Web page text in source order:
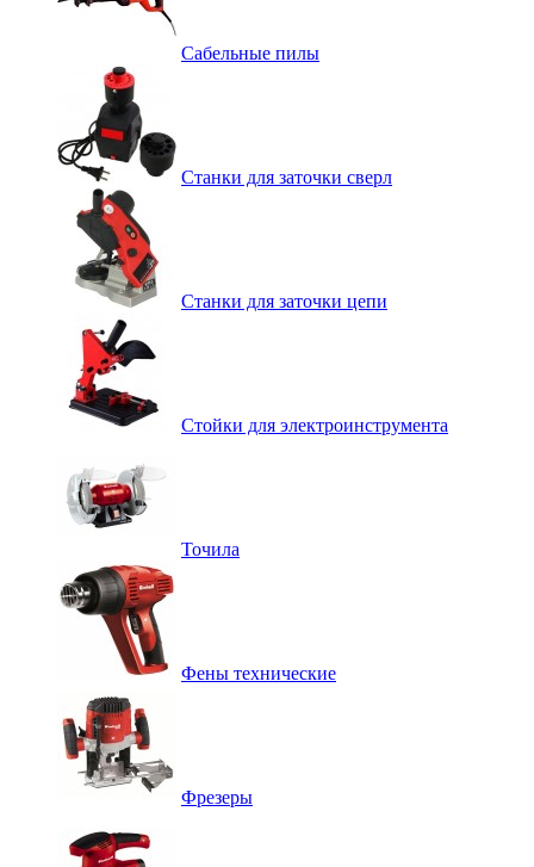
Сабельные пилы
Станки для заточки сверл
Станки для заточки цепи
Стойки для электроинструмента
Точила
Фены технические
Фрезеры